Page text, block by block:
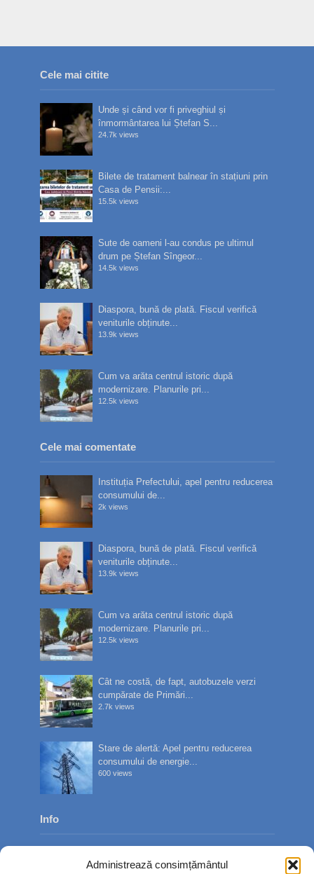
Administrează consimțământul
Cele mai citite
Unde și când vor fi priveghiul și
înmormântarea lui Ștefan S...
24.7k views
Bilete de tratament balnear în stațiuni prin
Casa de Pensii:...
15.5k views
Sute de oameni l-au condus pe ultimul
drum pe Ștefan Sîngeor...
14.5k views
Diaspora, bună de plată. Fiscul verifică
veniturile obținute...
13.9k views
Cum va arăta centrul istoric după
modernizare. Planurile pri...
12.5k views
Cele mai comentate
Instituția Prefectului, apel pentru reducerea
consumului de...
2k views
Diaspora, bună de plată. Fiscul verifică
veniturile obținute...
13.9k views
Cum va arăta centrul istoric după
modernizare. Planurile pri...
12.5k views
Cât ne costă, de fapt, autobuzele verzi
cumpărate de Primări...
2.7k views
Stare de alertă: Apel pentru reducerea
consumului de energie...
600 views
Info